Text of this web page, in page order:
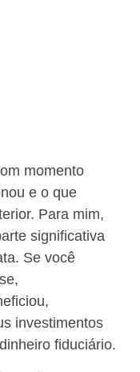
momento
e o que
Para mim,
significativa
Se você
investimentos
fiduciário.